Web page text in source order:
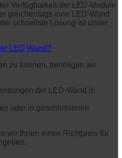
Verfügbarkeit der LED-Module
gleichentags eine LED-Wand
schnellste Lösung ist unser
LED Wand?
zu können, benötigen wir
der LED-Wand in
oder in geschlossenen
wir Ihnen einen Richtpreis für